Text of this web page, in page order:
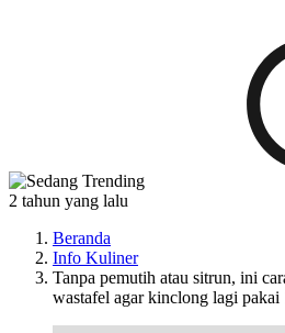
2 tahun yang lalu
Beranda
Info Kuliner
Tanpa pemutih atau sitrun, ini
wastafel agar kinclong lagi pakai